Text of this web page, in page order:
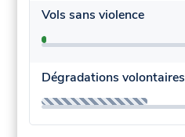
Vols sans violence
Dégradations volontaires